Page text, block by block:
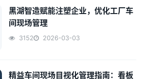
黑湖智造赋能注塑企业，优化工厂车
间现场管理
3152 2026-03-03
精益车间现场目视化管理指南：看板